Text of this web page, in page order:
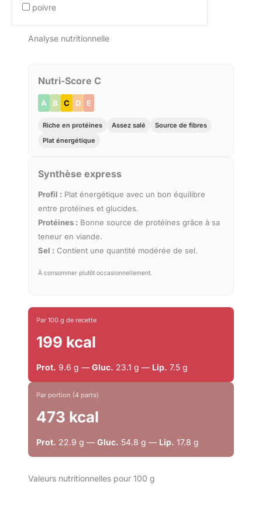
poivre
Analyse nutritionnelle
Nutri-Score C
A B C D E
Riche en protéines Assez salé
Source de fibres
Plat énergétique
Synthèse express
Profil : Plat énergétique avec un bon équilibre
entre protéines et glucides.
Protéines : Bonne source de protéines grâce à sa
teneur en viande.
Sel : Contient une quantité modérée de sel.
À consommer plutôt occasionnellement.
Par 100 g de recette
199 kcal
Prot. 9.6 g — Gluc. 23.1 g — Lip. 7.5 g
Par portion (4 parts)
473 kcal
Prot. 22.9 g — Gluc. 54.8 g — Lip. 17.8 g
Valeurs nutritionnelles pour 100 g